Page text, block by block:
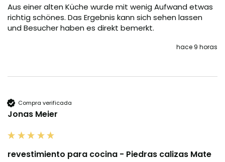
Aus einer alten Küche wurde mit wenig Aufwand etwas
richtig schönes. Das Ergebnis kann sich sehen lassen
und Besucher haben es direkt bemerkt.
hace 9 horas
Compra verificada
Jonas Meier
revestimiento para cocina - Piedras calizas Mate